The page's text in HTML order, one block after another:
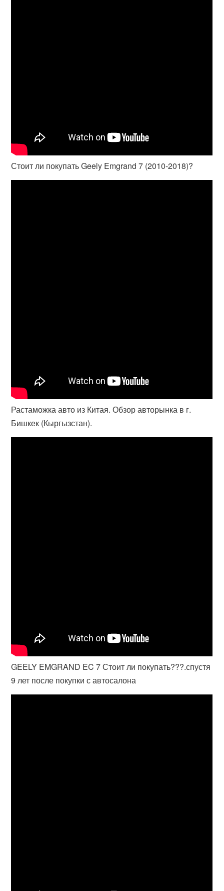
Стоит ли покупать Geely Emgrand 7 (2010-2018)?
Растаможка авто из Китая. Обзор авторынка в г.
Бишкек (Кыргызстан).
GEELY EMGRAND EC 7 Стоит ли покупать???.спустя
9 лет после покупки с автосалона